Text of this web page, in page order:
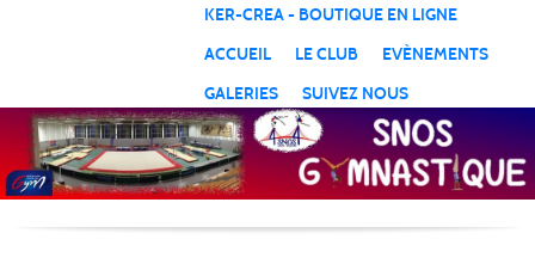
KER-CREA - BOUTIQUE EN LIGNE
ACCUEIL
LE CLUB
EVÈNEMENTS
GALERIES
SUIVEZ NOUS
Panneau de gestion des cookies